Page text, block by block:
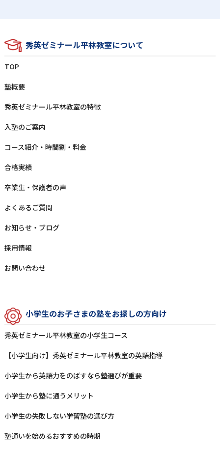
秀英ゼミナール平林教室について
TOP
塾概要
秀英ゼミナール平林教室の特徴
⼊塾のご案内
コース紹介・時間割・料⾦
合格実績
卒業⽣‧保護者の声
よくあるご質問
お知らせ‧ブログ
採⽤情報
お問い合わせ
⼩学⽣のお⼦さまの塾をお探しの⽅向け
秀英ゼミナール平林教室の⼩学⽣コース
【小学生向け】秀英ゼミナール平林教室の英語指導
⼩学⽣から英語⼒をのばすなら塾選びが重要
⼩学⽣から塾に通うメリット
⼩学⽣の失敗しない学習塾の選び⽅
塾通いを始めるおすすめの時期